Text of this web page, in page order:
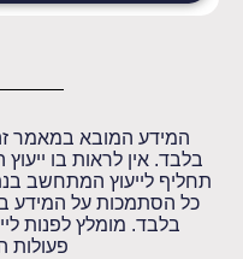
המידע המובא במאמר זה
בלבד. אין לראות בו ייעוץ
תחליף לייעוץ המתחשב
כל הסתמכות על המידע
בלבד. מומלץ לפנות
פעולות